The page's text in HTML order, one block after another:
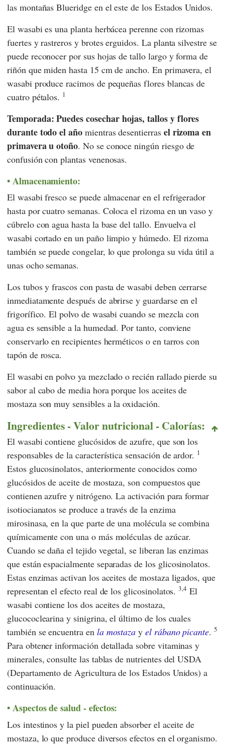
las montañas Blueridge en el este de los Estados Unidos.
El wasabi es una planta herbácea perenne con rizomas
fuertes y rastreros y brotes erguidos. La planta silvestre se
puede reconocer por sus hojas de tallo largo y forma de
riñón que miden hasta 15 cm de ancho. En primavera, el
wasabi produce racimos de pequeñas flores blancas de
cuatro pétalos. 1
Temporada: Puedes cosechar hojas, tallos y flores
durante todo el añomientras desentierras el rizoma en
primavera u otoño. No se conoce ningún riesgo de
confusión con plantas venenosas.
Almacenamiento:
El wasabi fresco se puede almacenar en el refrigerador
hasta por cuatro semanas. Coloca el rizoma en un vaso y
cúbrelo con agua hasta la base del tallo. Envuelva el
wasabi cortado en un paño limpio y húmedo. El rizoma
también se puede congelar, lo que prolonga su vida útil a
unas ocho semanas.
Los tubos y frascos con pasta de wasabi deben cerrarse
inmediatamente después de abrirse y guardarse en el
frigorífico. El polvo de wasabi cuando se mezcla con
agua es sensible a la humedad. Por tanto, conviene
conservarlo en recipientes herméticos o en tarros con
tapón de rosca.
El wasabi en polvo ya mezclado o recién rallado pierde su
sabor al cabo de media hora porque los aceites de
mostaza son muy sensibles a la oxidación.
Ingredientes - Valor nutricional - Calorías:
El wasabi contiene glucósidos de azufre, que son los
responsables de la característica sensación de ardor. 1
Estos glucosinolatos, anteriormente conocidos como
glucósidos de aceite de mostaza, son compuestos que
contienen azufre y nitrógeno. La activación para formar
isotiocianatos se produce a través de la enzima
mirosinasa, en la que parte de una molécula se combina
químicamente con una o más moléculas de azúcar.
Cuando se daña el tejido vegetal, se liberan las enzimas
que están espacialmente separadas de los glicosinolatos.
Estas enzimas activan los aceites de mostaza ligados, que
representan el efecto real de los glicosinolatos.3,4 El
wasabi contiene los dos aceites de mostaza,
glucococlearina y sinigrina, el último de los cuales
también se encuentra en la mostaza yel rábano picante.5
Para obtener información detallada sobre vitaminas y
minerales, consulte las tablas de nutrientes del USDA
(Departamento de Agricultura de los Estados Unidos) a
continuación.
Aspectos de salud - efectos:
Los intestinos y la piel pueden absorber el aceite de
mostaza, lo que produce diversos efectos en el organismo.